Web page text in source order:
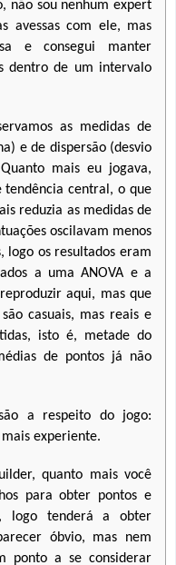
não sou nenhum expert
avessas com ele, mas
e consegui manter
dentro de um intervalo
as medidas de
e de dispersão (desvio
mais eu jogava,
tendência central, o que
reduzia as medidas de
oscilavam menos
logo os resultados eram
a uma ANOVA e a
aqui, mas que
casuais, mas reais e
isto é, metade do
de pontos já não
a respeito do jogo:
experiente.
quanto mais você
para obter pontos e
logo tenderá a obter
óbvio, mas nem
ponto a se considerar